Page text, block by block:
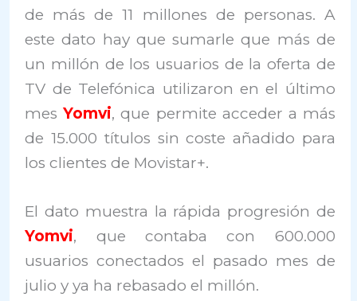
de más de 11 millones de personas. A
este dato hay que sumarle que más de
un millón de los usuarios de la oferta de
TV de Telefónica utilizaron en el último
mesYomvi, que permite acceder a más
de 15.000 títulos sin coste añadido para
los clientes de Movistar+.
El dato muestra la rápida progresión de
Yomvi, que contaba con 600.000
usuarios conectados el pasado mes de
julio y ya ha rebasado el millón.